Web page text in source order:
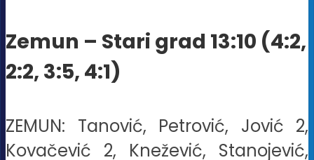
Zemun – Stari grad 13:10 (4:2,
2:2, 3:5, 4:1)
ZEMUN: Tanović, Petrović, Jović 2,
Kovačević 2, Knežević, Stanojević,